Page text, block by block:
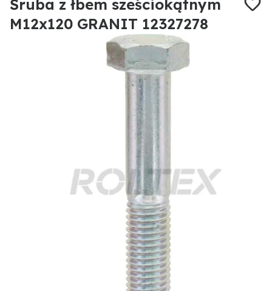
Śruba z łbem sześciokątnym
M12x120 GRANIT 12327278